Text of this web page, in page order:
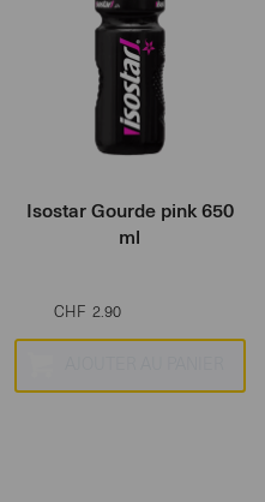
Isostar Gourde pink 650
ml
CHF 2.90